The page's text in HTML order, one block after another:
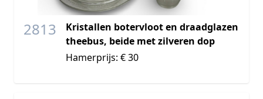
2813
Kristallen botervloot en draadglazen
theebus, beide met zilveren dop
Hamerprijs: € 30